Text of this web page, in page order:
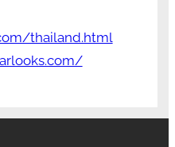
thailand.html